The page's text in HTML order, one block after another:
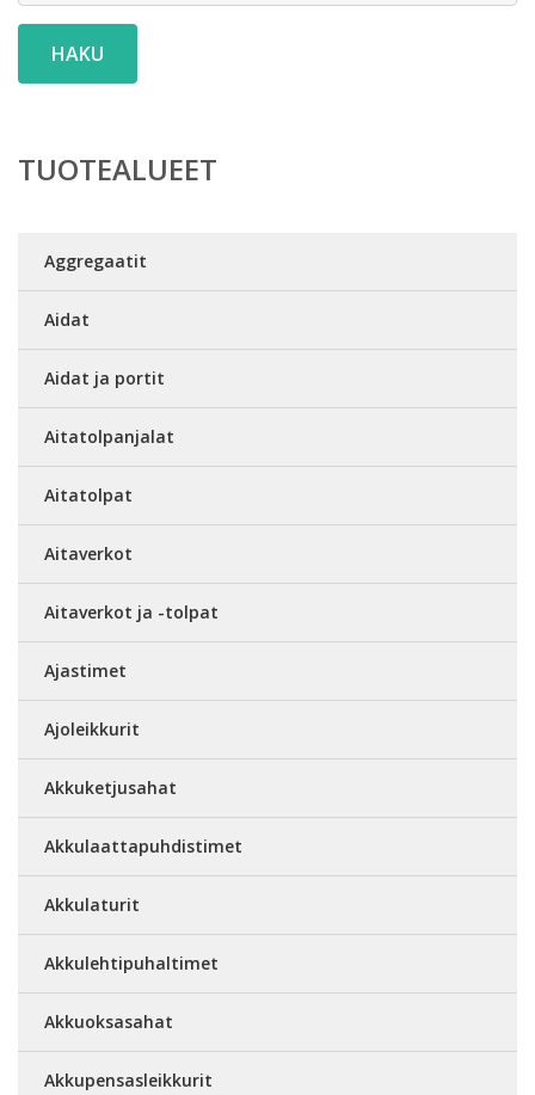
HAKU
TUOTEALUEET
Aggregaatit
Aidat
Aidat ja portit
Aitatolpanjalat
Aitatolpat
Aitaverkot
Aitaverkot ja -tolpat
Ajastimet
Ajoleikkurit
Akkuketjusahat
Akkulaattapuhdistimet
Akkulaturit
Akkulehtipuhaltimet
Akkuoksasahat
Akkupensasleikkurit